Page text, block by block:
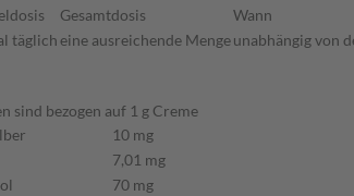
Gesamtdosis
Wann
täglicheine ausreichende Mengeunabhängig von
sind bezogen auf 1 g Creme
10 mg
7,01 mg
70 mg